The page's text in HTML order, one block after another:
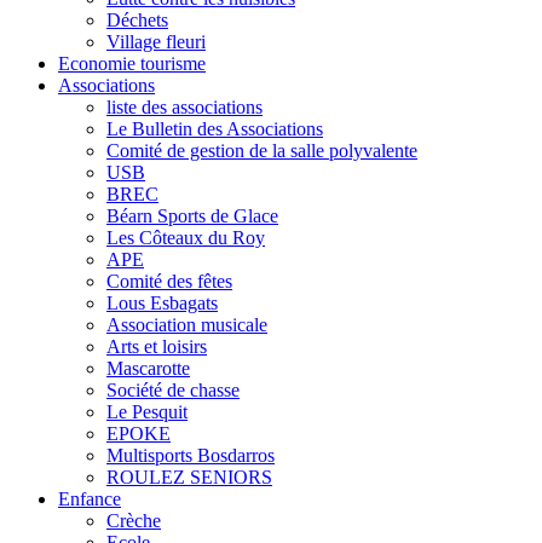
Déchets
Village fleuri
Economie tourisme
Associations
liste des associations
Le Bulletin des Associations
Comité de gestion de la salle polyvalente
USB
BREC
Béarn Sports de Glace
Les Côteaux du Roy
APE
Comité des fêtes
Lous Esbagats
Association musicale
Arts et loisirs
Mascarotte
Société de chasse
Le Pesquit
EPOKE
Multisports Bosdarros
ROULEZ SENIORS
Enfance
Crèche